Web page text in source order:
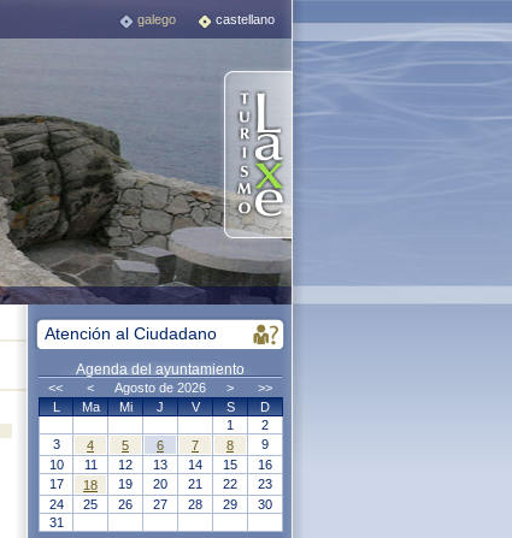
galego castellano
Atención al Ciudadano
Agenda del ayuntamiento
<< < Agosto de 2026 >
>>
L
Ma Mi J V S
D
1
2
3
4 5 6 7 8
9
10
11 12 13 14 15
16
17
18 19 20 21 22
23
24
25 26 27 28 29
30
31